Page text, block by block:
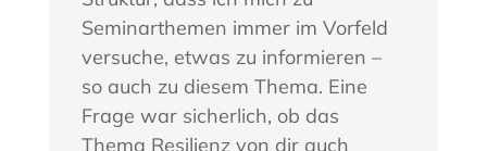
Seminarthemen immer im Vorfeld
versuche, etwas zu informieren –
so auch zu diesem Thema. Eine
Frage war sicherlich, ob das
Thema Resilienz von dir auch